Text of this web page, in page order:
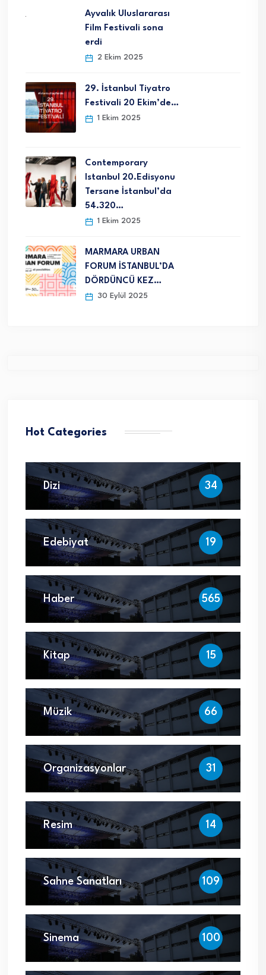
Ayvalık Uluslararası
Film Festivali sona
erdi
2 Ekim 2025
29. İstanbul Tiyatro
Festivali 20 Ekim’de…
1 Ekim 2025
Contemporary
Istanbul 20.Edisyonu
Tersane İstanbul’da
54.320…
1 Ekim 2025
MARMARA URBAN
FORUM İSTANBUL’DA
DÖRDÜNCÜ KEZ…
30 Eylül 2025
Hot Categories
Dizi 34
Edebiyat 19
Haber 565
Kitap 15
Müzik 66
Organizasyonlar 31
Resim 14
Sahne Sanatları 109
Sinema 100